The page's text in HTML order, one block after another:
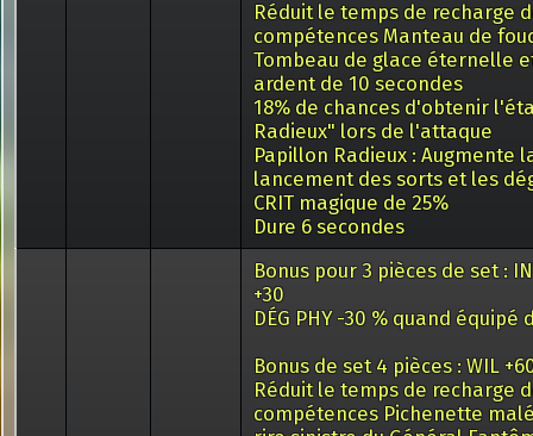
Réduit le temps de recharge
compétences Manteau de
Tombeau de glace éternelle
ardent de 10 secondes
18% de chances d'obtenir
Radieux" lors de l'attaque
Papillon Radieux : Augmente
lancement des sorts et les
CRIT magique de 25%
Dure 6 secondes
Bonus pour 3 pièces de set :
+30
DÉG PHY -30 % quand équipé
Bonus de set 4 pièces : WIL
Réduit le temps de recharge
compétences Pichenette